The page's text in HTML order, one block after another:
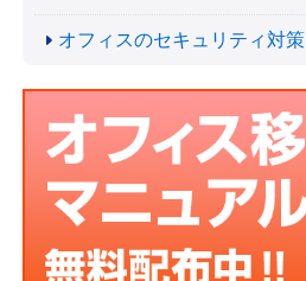
オフィスのセキュリティ対策